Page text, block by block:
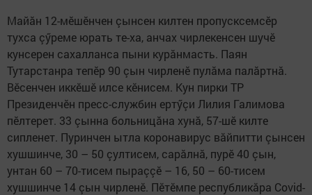
Майăн 12-мӗшӗнчен çынсен килтен пропусксемсӗр
тухса çӳреме юрать те-ха, анчах чирлекенсен шучӗ
кунсерен сахалланса пыни курăнмасть. Паян
Тутарстанра тепӗр 90 çын чирленӗ пулăма палăртнă.
Вӗсенчен иккӗшӗ илсе кӗнисем. Кун пирки ТР
Президенчӗн пресс-службин ертӳçи Лилия Галимова
пӗлтерет. 33 çынна больницăна хунă, 57-шӗ килте
сипленет. Пуринчен ытла коронавирус вăйпитти çынсен
хушшинче, 30 – 50 çултисем, сарăлнă, пурӗ 40 çын,
унтан 60 – 70-тисем пыраççӗ – 16, 50 – 60-тисем
хушшинче 14 çын чирленӗ. Пӗтӗмпе республикăра Covid-